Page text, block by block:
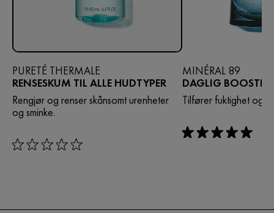
PURETÉ THERMALE
RENSESKUM TIL ALLE HUDTYPER
Rengjør og renser skånsomt urenheter
og sminke.
rating: 0 out of 5
MINÉRAL 89
DAGLIG BOOSTER
Tilfører fuktighet og
rating: 5 out of 5